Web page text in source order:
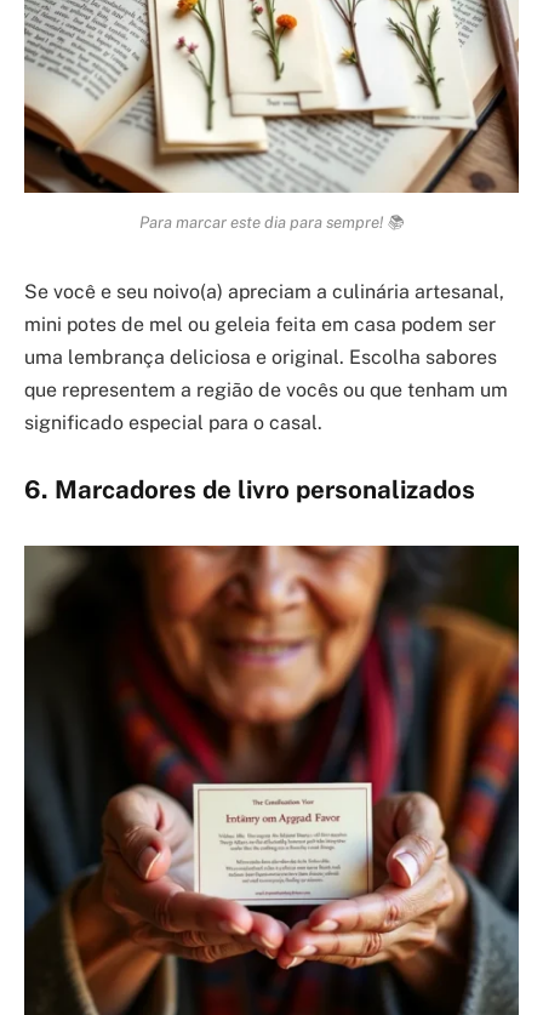
Para marcar este dia para sempre! 📚
Se você e seu noivo(a) apreciam a culinária artesanal,
mini potes de mel ou geleia feita em casa podem ser
uma lembrança deliciosa e original. Escolha sabores
que representem a região de vocês ou que tenham um
significado especial para o casal.
6. Marcadores de livro personalizados